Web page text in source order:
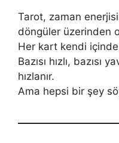
Tarot, zaman
döngüler üzerinden
Her kart kendi içinde
Bazısı hızlı, bazısı
hızlanır.
Ama hepsi bir şey